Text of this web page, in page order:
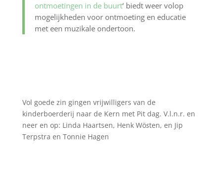
ontmoetingen in de buurt‘ biedt weer volop
mogelijkheden voor ontmoeting en educatie
met een muzikale ondertoon.
Vol goede zin gingen vrijwilligers van de
kinderboerderij naar de Kern met Pit dag. V.l.n.r. en
neer en op: Linda Haartsen, Henk Wösten, en Jip
Terpstra en Tonnie Hagen